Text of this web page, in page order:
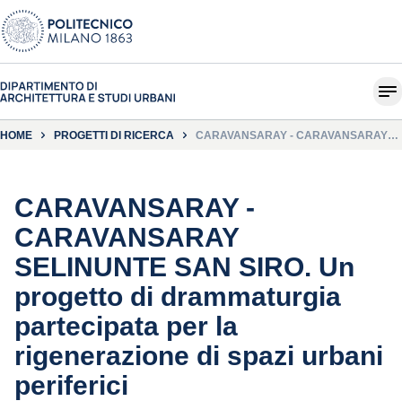
HOME PROGETTI DI RICERCA
CARAVANSARAY - CARAVANSARAY
CARAVANSARAY -
CARAVANSARAY
SELINUNTE SAN SIRO. Un
progetto di drammaturgia
partecipata per la
rigenerazione di spazi urbani
periferici